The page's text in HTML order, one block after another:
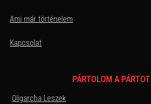
Ami már történelem
Kapcsolat
PÁRTOLOM A PÁRTOT
Oligarcha Leszek